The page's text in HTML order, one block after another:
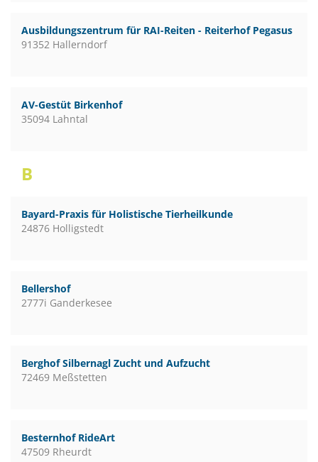
Ausbildungszentrum für RAI-Reiten - Reiterhof Pegasus
91352 Hallerndorf
AV-Gestüt Birkenhof
35094 Lahntal
B
Bayard-Praxis für Holistische Tierheilkunde
24876 Holligstedt
Bellershof
2777i Ganderkesee
Berghof Silbernagl Zucht und Aufzucht
72469 Meßstetten
Besternhof RideArt
47509 Rheurdt